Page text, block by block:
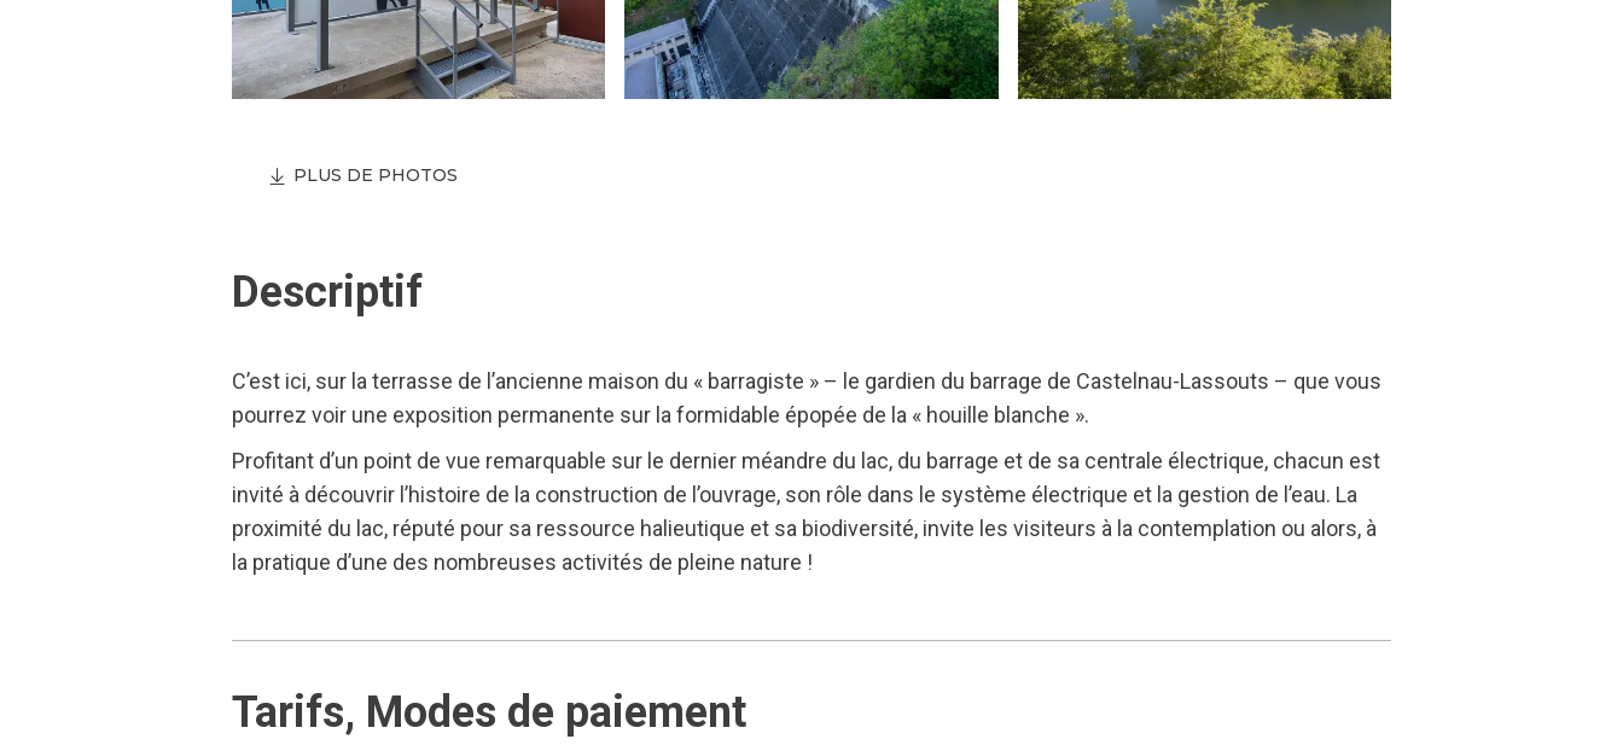
PLUS DE PHOTOS
Descriptif
C’est ici, sur la terrasse de l’ancienne maison du « barragiste » – le gardien du barrage de Castelnau-Lassouts – que vous
pourrez voir une exposition permanente sur la formidable épopée de la « houille blanche ».
Profitant d’un point de vue remarquable sur le dernier méandre du lac, du barrage et de sa centrale électrique, chacun est
invité à découvrir l’histoire de la construction de l’ouvrage, son rôle dans le système électrique et la gestion de l’eau. La
proximité du lac, réputé pour sa ressource halieutique et sa biodiversité, invite les visiteurs à la contemplation ou alors, à
la pratique d’une des nombreuses activités de pleine nature !
Tarifs, Modes de paiement